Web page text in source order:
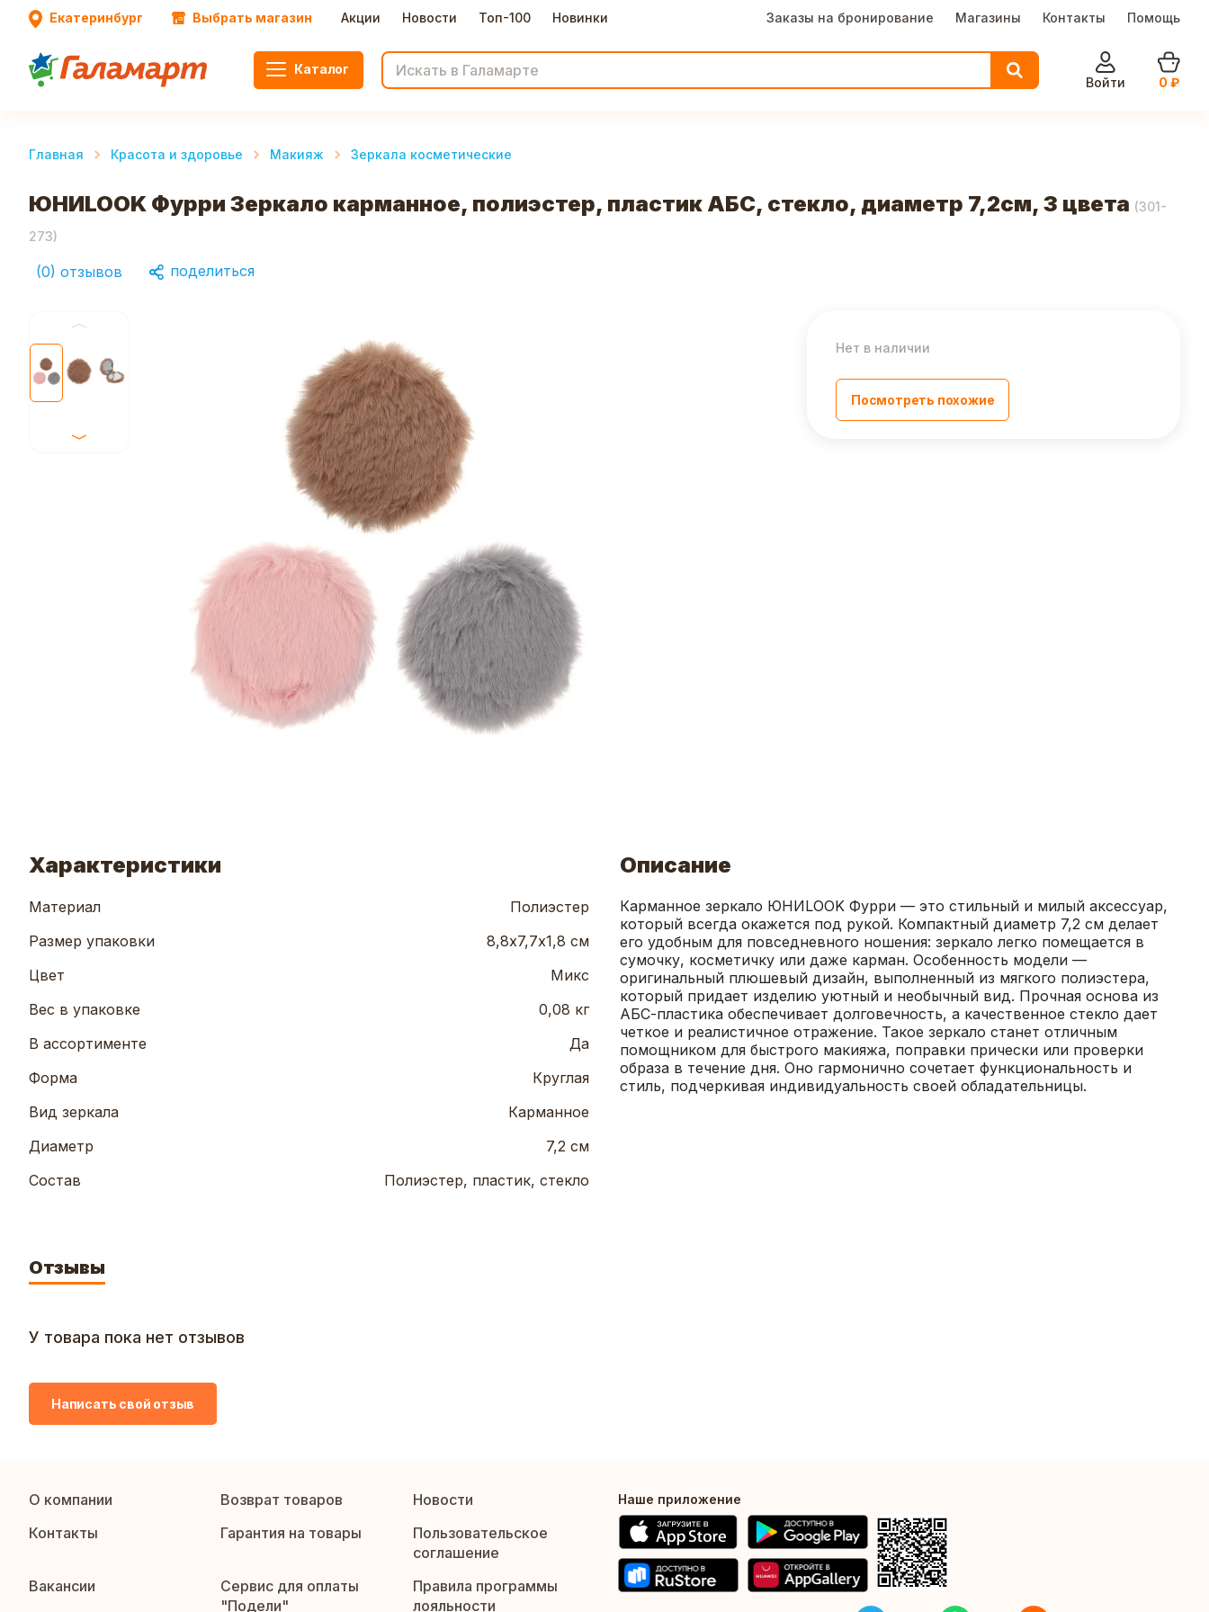
Екатеринбург Выбрать магазин Акции Новости Топ-100 Новинки Заказы на бронирование Магазины Контакты Помощь
Каталог
Войти
0 ₽
Главная Красота и здоровье Макияж Зеркала косметические
ЮНИLOOK Фурри Зеркало карманное, полиэстер, пластик АБС, стекло, диаметр 7,2см, 3 цвета (301-
273)
(0) отзывов поделиться
Нет в наличии
Посмотреть похожие
Характеристики
Материал
Полиэстер
Размер упаковки
8,8х7,7х1,8 см
Цвет
Микс
Вес в упаковке
0,08 кг
В ассортименте
Да
Форма
Круглая
Вид зеркала
Карманное
Диаметр
7,2 см
Состав
Полиэстер, пластик, стекло
Описание
Карманное зеркало ЮНИLOOK Фурри — это стильный и милый аксессуар,
который всегда окажется под рукой. Компактный диаметр 7,2 см делает
его удобным для повседневного ношения: зеркало легко помещается в
сумочку, косметичку или даже карман. Особенность модели —
оригинальный плюшевый дизайн, выполненный из мягкого полиэстера,
который придает изделию уютный и необычный вид. Прочная основа из
АБС-пластика обеспечивает долговечность, а качественное стекло дает
четкое и реалистичное отражение. Такое зеркало станет отличным
помощником для быстрого макияжа, поправки прически или проверки
образа в течение дня. Оно гармонично сочетает функциональность и
стиль, подчеркивая индивидуальность своей обладательницы.
Отзывы
У товара пока нет отзывов
Написать свой отзыв
О компании Возврат товаров
Новости
Контакты
Гарантия на товары
Пользовательское
соглашение
Вакансии
Сервис для оплаты
"Подели"
Правила программы
лояльности
Наше приложение